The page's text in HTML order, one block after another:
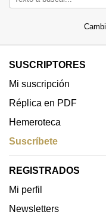
SUSCRIPTORES
Mi suscripción
Réplica en PDF
Hemeroteca
Suscríbete
REGISTRADOS
Mi perfil
Newsletters